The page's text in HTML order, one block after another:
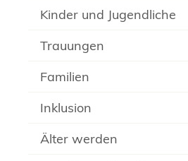
Kinder und Jugendliche
Trauungen
Familien
Inklusion
Älter werden